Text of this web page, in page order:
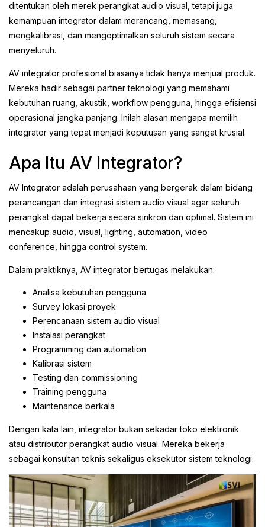
ditentukan oleh merek perangkat audio visual, tetapi juga
kemampuan integrator dalam merancang, memasang,
mengkalibrasi, dan mengoptimalkan seluruh sistem secara
menyeluruh.
AV integrator profesional biasanya tidak hanya menjual produk.
Mereka hadir sebagai partner teknologi yang memahami
kebutuhan ruang, akustik, workflow pengguna, hingga efisiensi
operasional jangka panjang. Inilah alasan mengapa memilih
integrator yang tepat menjadi keputusan yang sangat krusial.
Apa Itu AV Integrator?
AV Integrator adalah perusahaan yang bergerak dalam bidang
perancangan dan integrasi sistem audio visual agar seluruh
perangkat dapat bekerja secara sinkron dan optimal. Sistem ini
mencakup audio, visual, lighting, automation, video
conference, hingga control system.
Dalam praktiknya, AV integrator bertugas melakukan:
Analisa kebutuhan pengguna
Survey lokasi proyek
Perencanaan sistem audio visual
Instalasi perangkat
Programming dan automation
Kalibrasi sistem
Testing dan commissioning
Training pengguna
Maintenance berkala
Dengan kata lain, integrator bukan sekadar toko elektronik
atau distributor perangkat audio visual. Mereka bekerja
sebagai konsultan teknis sekaligus eksekutor sistem teknologi.